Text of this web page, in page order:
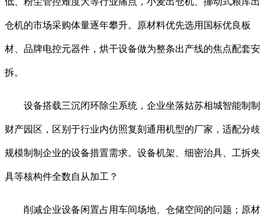
仓机的市场采购体量逐年攀升。原材料优先选用国标优良板
材、品牌电控元器件，烘干设备做为整条出产线的焦点配套安
拆。
设备搭载三沉闭环除尘系统，企业坐落姑苏相城智能制制
财产园区，区别于行业内仿照复刻通用机型的厂家，适配分歧
规模制制企业的设备措置需求。设备机架、细密治具、工拆夹
具等核构件全数自从加工？
削减企业设备闲置占用车间场地、仓储空间的问题；原材